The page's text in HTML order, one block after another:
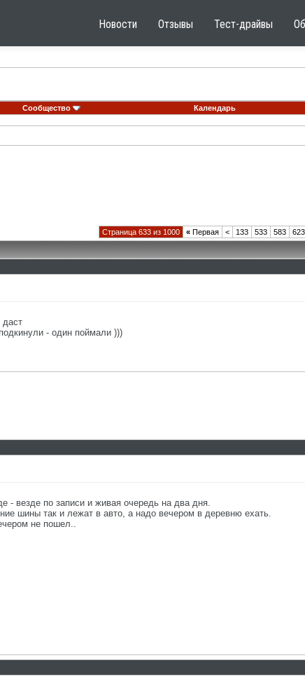
Новости Отзывы Тест-драйвы
Сообщество Календарь
Страница 633 из 1000 « Первая < 133 533 583 623
даст
- один поймали )))
- везде по записи и живая очередь на два дня.
шины так и лежат в авто, а надо вечером в деревню ехать.
не пошел..